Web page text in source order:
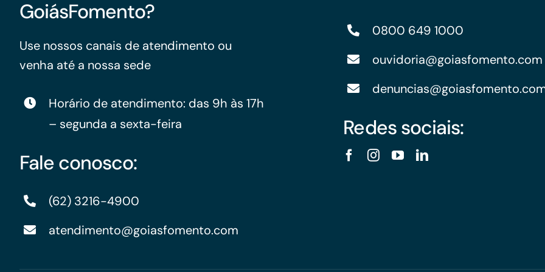
GoiásFomento?
Use nossos canais de atendimento ou
venha até a nossa sede
Horário de atendimento: das 9h às 17h
– segunda a sexta-feira
Fale conosco:
(62) 3216-4900
atendimento@goiasfomento.com
0800 649 1000
ouvidoria@goiasfomento.com
Redes sociais: